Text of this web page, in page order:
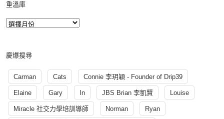
重溫庫
慶爆搜尋
Carman Cats Connie 李玥穎 - Founder of Drip39
Elaine Gary In JBS Brian 李凱賢 Louise
Miracle 社交力學培訓導師 Norman Ryan